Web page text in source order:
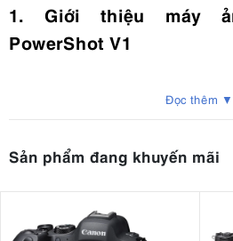
1. Giới thiệu máy
PowerShot V1
vloggervà
giữa kích thước nhỏ gọn, hiệu năng
khúc máy ảnh cho vlog.
Đọc thêm ▼
Sản phẩm đang khuyến mãi